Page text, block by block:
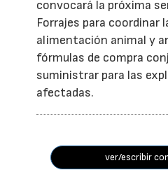
convocará la próxima
Forrajes para coordinar
alimentación animal y
fórmulas de compra
suministrar para las
afectadas.
ver/escribir